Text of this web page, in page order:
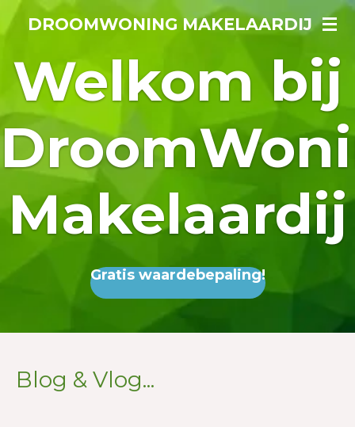
Ga
naar
de
hoofdinhoud
DROOMWONING MAKELAARDIJ
Welkom bij
Makelaardij
Gratis waardebepaling!
Blog & Vlog...